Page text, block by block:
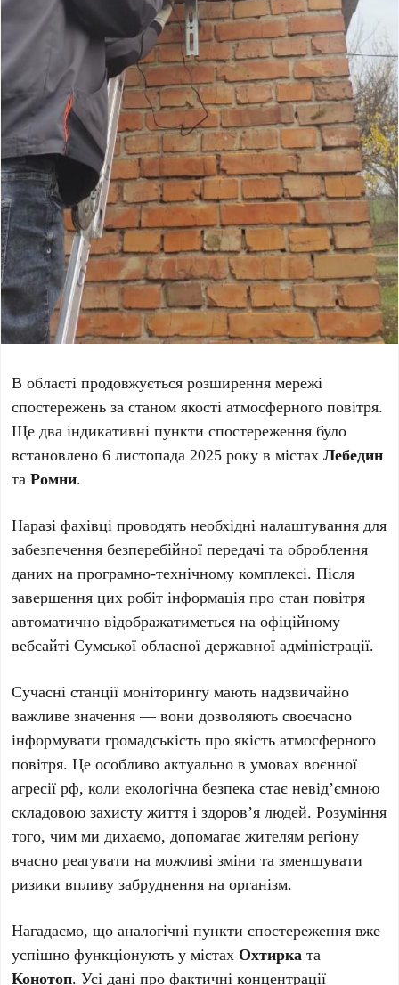
В області продовжується розширення мережі
спостережень за станом якості атмосферного повітря.
Ще два індикативні пункти спостереження було
встановлено 6 листопада 2025 року в містахЛебедин
таРомни.
Наразі фахівці проводять необхідні налаштування для
забезпечення безперебійної передачі та оброблення
даних на програмно-технічному комплексі. Після
завершення цих робіт інформація про стан повітря
автоматично відображатиметься на офіційному
вебсайті Сумської обласної державної адміністрації.
Сучасні станції моніторингу мають надзвичайно
важливе значення — вони дозволяють своєчасно
інформувати громадськість про якість атмосферного
повітря. Це особливо актуально в умовах воєнної
агресії рф, коли екологічна безпека стає невід’ємною
складовою захисту життя і здоров’я людей. Розуміння
того, чим ми дихаємо, допомагає жителям регіону
вчасно реагувати на можливі зміни та зменшувати
ризики впливу забруднення на організм.
Нагадаємо, що аналогічні пункти спостереження вже
успішно функціонують у містах Охтирка та
Конотоп. Усі дані про фактичні концентрації